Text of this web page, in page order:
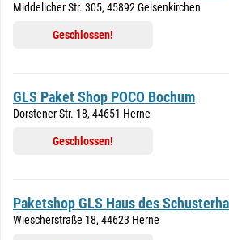
Middelicher Str. 305, 45892 Gelsenkirchen
Geschlossen!
GLS Paket Shop POCO Bochum
Dorstener Str. 18, 44651 Herne
Geschlossen!
Paketshop GLS Haus des
Wiescherstraße 18, 44623 Herne